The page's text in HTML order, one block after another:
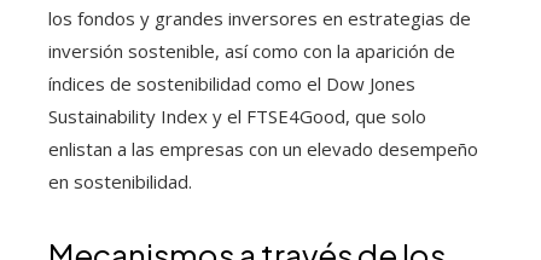
los fondos y grandes inversores en estrategias de
inversión sostenible, así como con la aparición de
índices de sostenibilidad como el Dow Jones
Sustainability Index y el FTSE4Good, que solo
enlistan a las empresas con un elevado desempeño
en sostenibilidad.